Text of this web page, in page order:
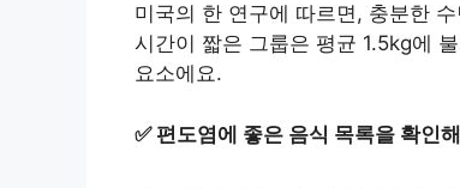
미국의 한 연구에 따르면, 충분한
시간이 짧은 그룹은 평균 1.5kg에
요소에요.
✅ 편도염에 좋은 음식 목록을 확인